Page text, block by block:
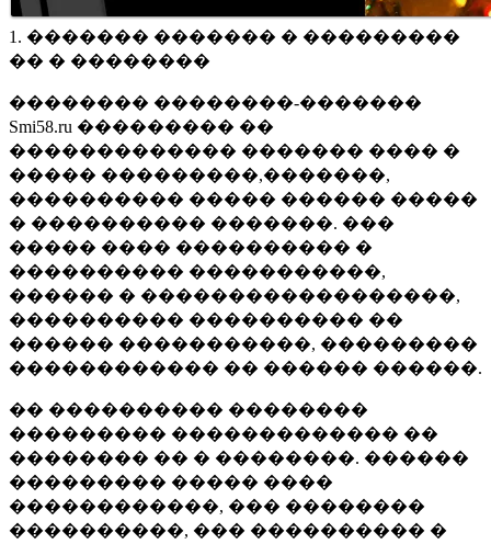
1. ������� ������� � ���������
�� � ��������
�������� ��������-�������
Smi58.ru ��������� ��
������������� ������� ���� �
����� ���������,�������,
���������� ����� ������ �����
� ���������� �������. ���
����� ���� ���������� �
���������� �����������,
������ � ������������������,
���������� ���������� ��
������ �����������, ���������
������������ �� ������ ������.
�� ���������� ��������
��������� ������������� ��
�������� �� � ��������. ������
��������� ����� ����
������������, ��� ��������
����������, ��� ���������� �